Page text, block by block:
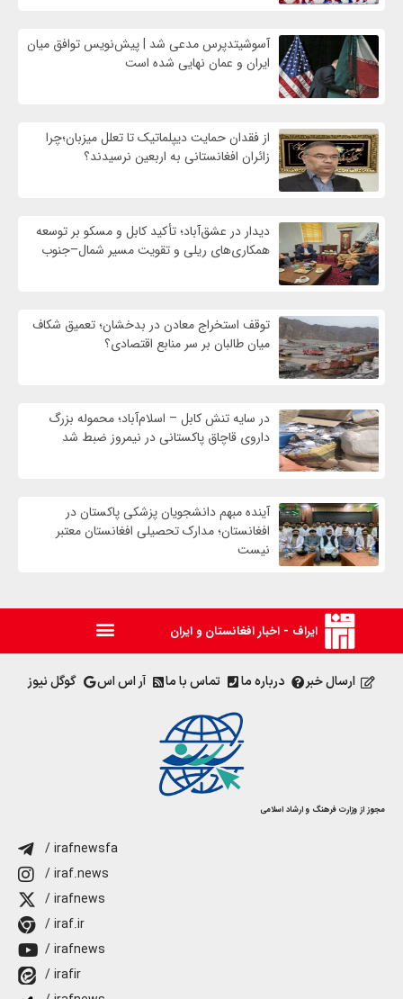
آسوشیتدپرس مدعی شد | پیش‌نویس توافق میان
ایران و عمان نهایی شده است
از فقدان حمایت دیپلماتیک تا تعلل میزبان؛چرا
زائران افغانستانی به اربعین نرسیدند؟
دیدار در عشق‌آباد؛ تأکید کابل و مسکو بر توسعه
همکاری‌های ریلی و تقویت مسیر شمال–جنوب
توقف استخراج معادن در بدخشان؛ تعمیق شکاف
میان طالبان بر سر منابع اقتصادی؟
در سایه تنش کابل – اسلام‌آباد؛ محموله بزرگ
داروی قاچاق پاکستانی در نیمروز ضبط شد
آینده مبهم دانشجویان پزشکی پاکستان در
افغانستان؛ مدارک تحصیلی افغانستان معتبر
نیست
ایراف - اخبار افغانستان و ایران
ارسال خبر درباره ما تماس با ما آر اس اس گوگل نیوز
مجوز از وزارت فرهنگ و ارشاد اسلامی
/ irafnewsfa
/ iraf.news
/ irafnews
/ iraf.ir
/ irafnews
/ irafir